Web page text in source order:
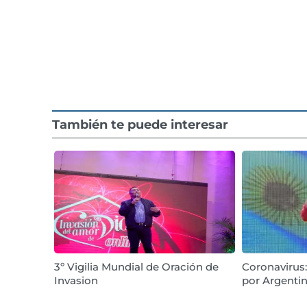
También te puede interesar
3º Vigilia Mundial de Oración de
Invasion
por